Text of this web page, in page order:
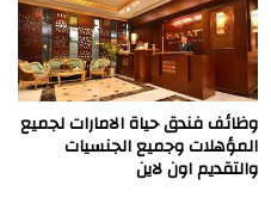
وظائف فندق حياة الامارات لجميع
المؤهلات وجميع الجنسيات
والتقديم اون لاين